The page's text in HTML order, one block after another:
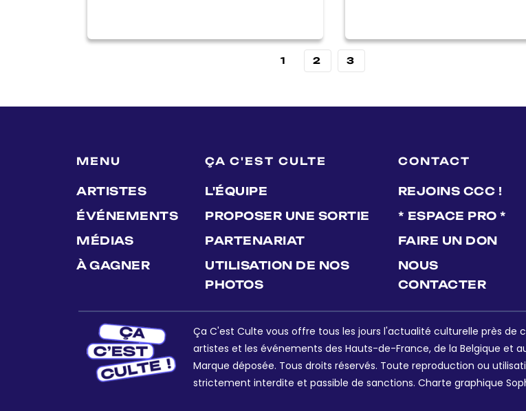
1 2 3
MENU
ARTISTES
ÉVÉNEMENTS
MÉDIAS
À GAGNER
ÇA C'EST CULTE
L'ÉQUIPE
PROPOSER UNE SORTIE
PARTENARIAT
UTILISATION DE NOS
PHOTOS
CONTACT
REJOINS CCC !
* ESPACE PRO *
FAIRE UN DON
NOUS
CONTACTER
Ça C'est Culte vous offre tous les jours l'actualité culturelle près de
artistes et les événements des Hauts-de-France, de la Belgique et
Marque déposée. Tous droits réservés. Toute reproduction ou
strictement interdite et passible de sanctions. Charte graphique